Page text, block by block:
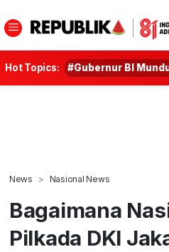
Hot Topics: #Gubernur BI
News Nasional News
Bagaimana
Pilkada DKI